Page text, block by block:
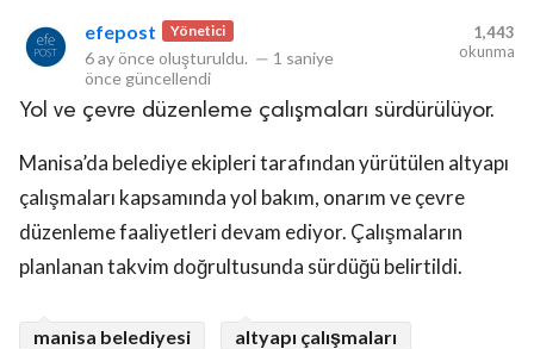
efepost Yönetici
6 ay önce oluşturuldu. — 1 saniye
önce güncellendi
1,443
okunma
Yol ve çevre düzenleme çalışmaları sürdürülüyor.
Manisa’da belediye ekipleri tarafından yürütülen altyapı
çalışmaları kapsamında yol bakım, onarım ve çevre
düzenleme faaliyetleri devam ediyor. Çalışmaların
planlanan takvim doğrultusunda sürdüğü belirtildi.
manisa belediyesi
altyapı çalışmaları